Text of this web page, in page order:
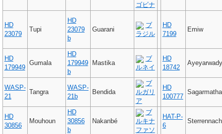
ゴビナ
HD
23079
Tupi
HD
23079
b
Guarani
ブ
ラジル
HD
7199
Emiw
HD
179949
Gumala
HD
179949
b
Mastika
ブ
ルネイ
HD
18742
Ayeyarwady
WASP-
21
Tangra
WASP-
21b
Bendida
ブ
ルガリ
ア
HD
100777
Sagarmatha
HD
30856
Mouhoun
HD
30856
b
Nakanbé
ブ
ルキナ
ファソ
HAT-P-
6